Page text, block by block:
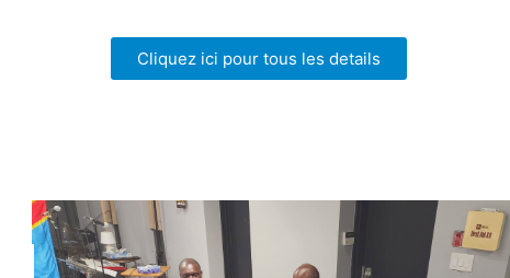
Cliquez ici pour tous les details